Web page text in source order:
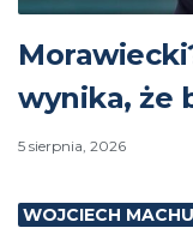
wynika, że
5 sierpnia, 2026
WOJCIECH